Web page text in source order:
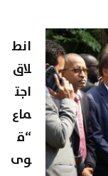
انط
لاق
اجت
ماع
“ق
وى